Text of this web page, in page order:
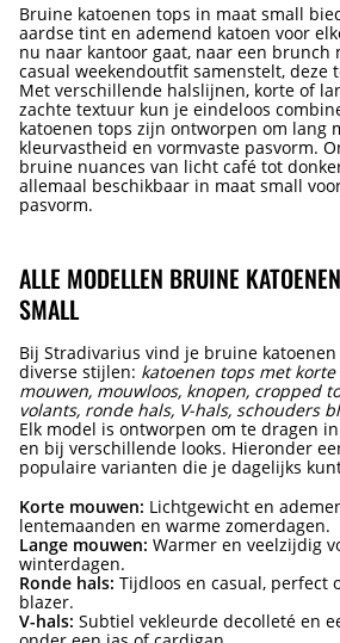
Bruine katoenen tops in maat small
aardse tint en ademend katoen voor
nu naar kantoor gaat, naar een brunch
casual weekendoutfit samenstelt, deze
Met verschillende halslijnen, korte of
zachte textuur kun je eindeloos
katoenen tops zijn ontworpen om lang
kleurvastheid en vormvaste pasvorm.
bruine nuances van licht café tot
allemaal beschikbaar in maat small
pasvorm.
ALLE MODELLEN BRUINE
SMALL
Bij Stradivarius vind je bruine
diverse stijlen: katoenen tops met
mouwen, mouwloos, knopen, cropped
volants, ronde hals, V-hals, schouders
Elk model is ontworpen om te dragen
en bij verschillende looks. Hieronder
populaire varianten die je dagelijks
Korte mouwen: Lichtgewicht en
lentemaanden en warme zomerdagen.
Lange mouwen: Warmer en veelzijdig
winterdagen.
Ronde hals: Tijdloos en casual, perfect
blazer.
V-hals: Subtiel vekleurde decolleté en